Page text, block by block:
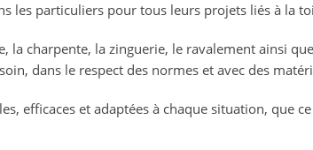
les particuliers pour tous leurs projets liés à la
la charpente, la zinguerie, le ravalement ainsi
dans le respect des normes et avec des
efficaces et adaptées à chaque situation, que